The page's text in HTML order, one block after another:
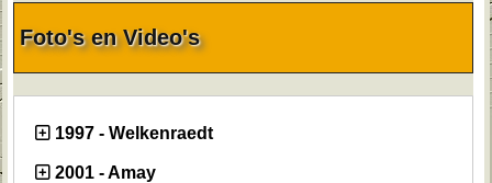
Foto's en Video's
1997 - Welkenraedt
2001 - Amay